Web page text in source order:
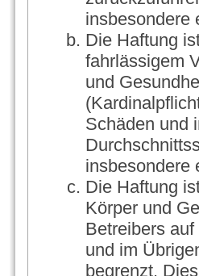
insbesondere
Die Haftung
fahrlässigem
und
Schäden und
insbesondere
Die Haftung
Körper und
Betreibers
und im
begrenzt.